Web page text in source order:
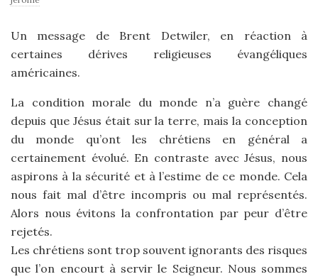
Un message de Brent Detwiler, en réaction à
certaines dérives religieuses évangéliques
américaines.
La condition morale du monde n’a guère changé
depuis que Jésus était sur la terre, mais la conception
du monde qu’ont les chrétiens en général a
certainement évolué. En contraste avec Jésus, nous
aspirons à la sécurité et à l’estime de ce monde. Cela
nous fait mal d’être incompris ou mal représentés.
Alors nous évitons la confrontation par peur d’être
rejetés.
Les chrétiens sont trop souvent ignorants des risques
que l’on encourt à servir le Seigneur. Nous sommes